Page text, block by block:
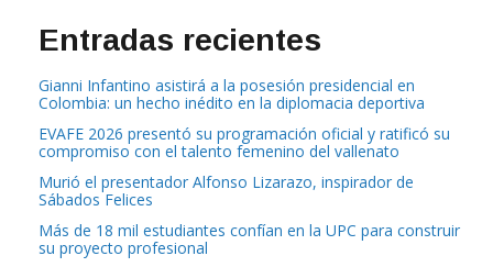
Entradas recientes
Gianni Infantino asistirá a la posesión presidencial en
Colombia: un hecho inédito en la diplomacia deportiva
EVAFE 2026 presentó su programación oficial y ratificó su
compromiso con el talento femenino del vallenato
Murió el presentador Alfonso Lizarazo, inspirador de
Sábados Felices
Más de 18 mil estudiantes confían en la UPC para construir
su proyecto profesional